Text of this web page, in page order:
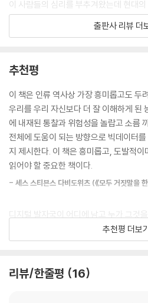
문하는 장소가 한정적이다. 간단히 말해
---「3장 | 우리가 남긴 디지털 발자국을
4. 드라마 [블랙 미러]에 나오는 것과 같
를 연구했다. 컨설팅 기업인 글로벌데이
르면 2019년에서 2022년 사이에 의료
60건 이상 등록됐다. 그리고 일론 머스
Neuralink는 우리의 가장 비밀스러운 저
인터페이스를 개발하려고 전력을 다하고
---「4장 | 배고플 데때는 성격도 달라진다
을 줄 수 있다. 내가 힐튼호텔과 협업했던
들의 성격 프로필(즉 여행 유형)과 휴가
와 상품에 관여하도록 유도했다. 정치에
보를 당신 앞에 제시할 수 있다. 이를테면
시하는 사람이라고 치자. 나는 동일임금
이 사람들의 심리를 부추겨왔는데 현대
수 있을까? 심리학과 컴퓨터과학을 전공
팅 분야의 세계적 권위자인 산드라 마츠
언제든지 해로운 목적 아래 사용될 수 있
에 종교를 추가했던 네덜란드에서 무려
것(200쪽), 2022년 미국 연방대법원이
내려 수백만 여성이 자신의 생리 주기 앱
던 일(201쪽) 등이 대표적이다. 저자는
이터를 넘기는 것을 상상해 보라며, ‘데
하지 않다는 점을 항상 기억하라’고 당부
또 전통적인 심리 타깃팅이 모두에게 공
식으로 암암리에 개인별로 이뤄진다. 우
에 갇혀 있는지 모른다. 자신이 좋아하는
과 반향실 효과는 현대 심리 타깃팅의 부
불합격시킨 탓에 좌절하고 자살한 사건,
출판사 리뷰 더
추천평
이 책은 인류 역사상 가장 흥미롭고도 두
우리를 우리 자신보다 더 잘 이해하게 된
에 내재된 통찰과 위험성을 놀랍고 소름
전체에 도움이 되는 방향으로 빅데이터
지 제시한다. 이 책은 흥미롭고, 도발적
읽어야 할 중요한 책이다.
- 세스 스티븐스 다비도위츠 (《모두 거짓말을
디지털 발자국이 어디에 남고 누가 그것
걱정해 본 적 있다면, 이 책이 그 모든 것
터와 심리 프로파일링이라는 새로운 과
이터 사회를 위한 구체적인 제안이 담겨 있
추천평 더보
리뷰/한줄평 16